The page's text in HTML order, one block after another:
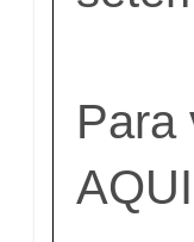
Para